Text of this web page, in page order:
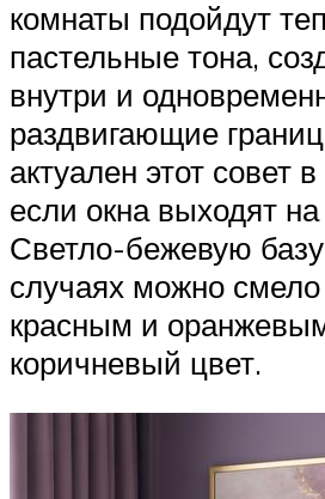
комнаты подойдут
пастельные тона,
внутри и
раздвигающие
актуален этот совет
если окна выходят
Светло-бежевую
случаях можно
красным и
коричневый цвет.